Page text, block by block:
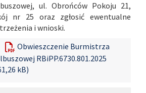
ul. Obrońców Pokoju 21,
nr 25 oraz zgłosić ewentualne
i wnioski.
Obwieszczenie Burmistrza
RBiPP.6730.801.2025
kB)